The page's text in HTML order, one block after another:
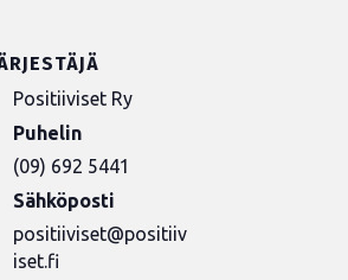
Positiiviset Ry
Puhelin
(09) 692 5441
Sähköposti
positiiviset@positiiv
iset.fi